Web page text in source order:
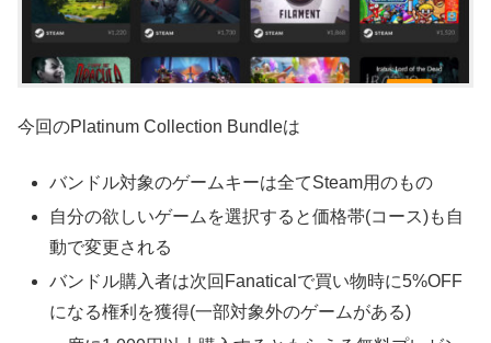
今回のPlatinum Collection Bundleは
バンドル対象のゲームキーは全てSteam用のもの
自分の欲しいゲームを選択すると価格帯(コース)も自
動で変更される
バンドル購入者は次回Fanaticalで買い物時に5%OFF
になる権利を獲得(一部対象外のゲームがある)